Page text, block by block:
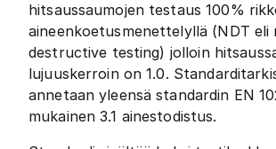
hitsaussaumojen testaus 100%
aineenkoetusmenettelyllä (NDT eli
destructive testing) jolloin
lujuuskerroin on 1.0.
annetaan yleensä standardin EN
mukainen 3.1 ainestodistus.